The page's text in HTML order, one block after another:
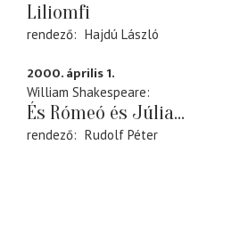
Liliomfi
rendező Hajdú László
2000. április 1.
William Shakespeare
És Rómeó és Júlia...
rendező Rudolf Péter